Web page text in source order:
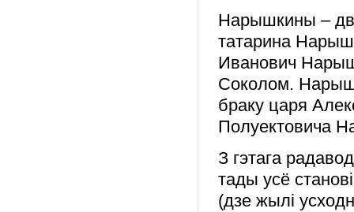
Нарышкины –
татарина
Иванович
Соколом.
браку царя
Полуектовича
З гэтага
тады усё
(дзе жылі